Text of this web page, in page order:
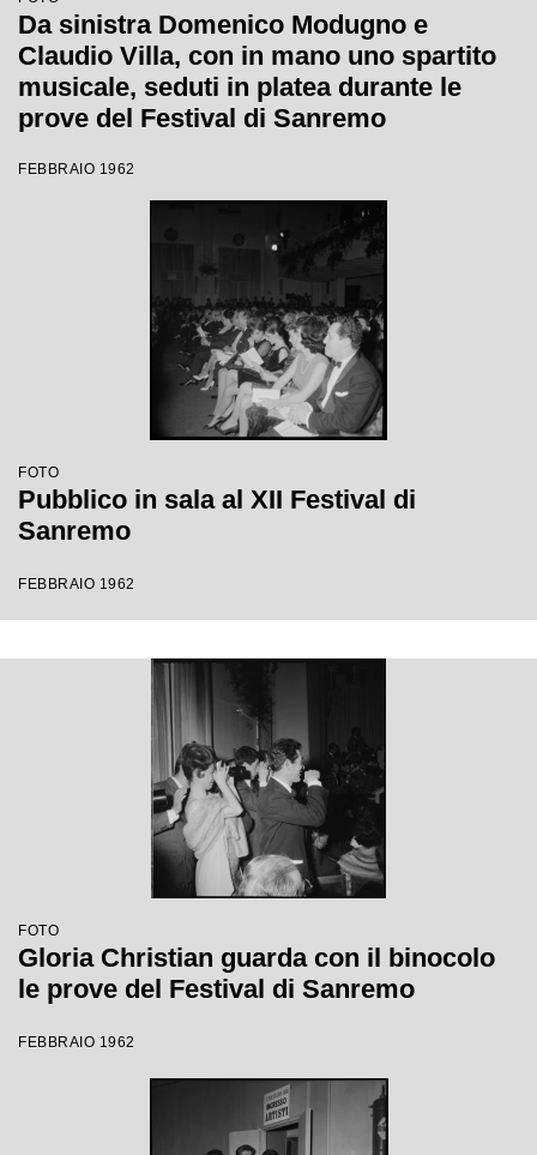
Da sinistra Domenico Modugno e
Claudio Villa, con in mano uno spartito
musicale, seduti in platea durante le
prove del Festival di Sanremo
FEBBRAIO 1962
FOTO
Pubblico in sala al XII Festival di
Sanremo
FEBBRAIO 1962
FOTO
Gloria Christian guarda con il binocolo
le prove del Festival di Sanremo
FEBBRAIO 1962